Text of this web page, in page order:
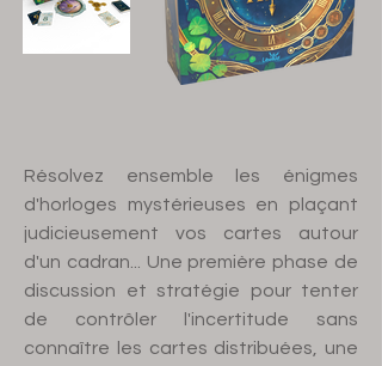
Résolvez ensemble les énigmes
d'horloges mystérieuses en plaçant
judicieusement vos cartes autour
d'un cadran... Une première phase de
discussion et stratégie pour tenter
de contrôler l'incertitude sans
connaître les cartes distribuées, une